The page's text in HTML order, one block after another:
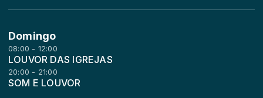
Domingo
08:00 - 12:00
LOUVOR DAS IGREJAS
20:00 - 21:00
SOM E LOUVOR